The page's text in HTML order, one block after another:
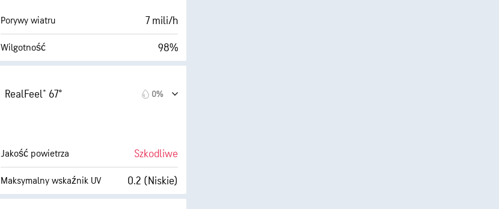
Porywy wiatru 7 mili/h
Wilgotność 98%
Zachmurzenie
Widoczność 5 mili
RealFeel® 67° 0%
Jakość powietrza Szkodliwe
Maksymalny wskaźnik UV 0.2 (Niskie)
AccuLumen Brightness Index™